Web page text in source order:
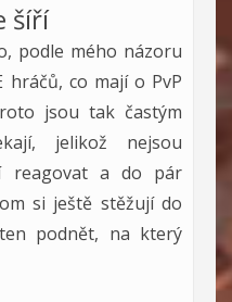
šíří
podle mého názoru
hráčů, co mají o PvP
jsou tak častým
jelikož nejsou
reagovat a do pár
si ještě stěžují do
podnět, na který